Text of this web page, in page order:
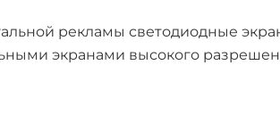
рекламы светодиодные
экранами высокого